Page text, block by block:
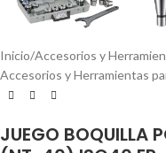
Inicio Accesorios y
Accesorios y Herramientas
JUEGO BOQUILLA